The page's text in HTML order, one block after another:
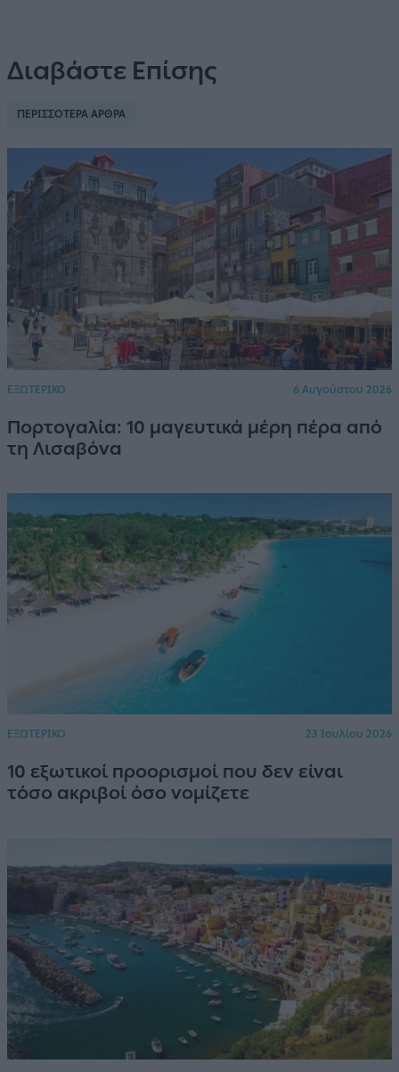
Διαβάστε Επίσης
ΠΕΡΙΣΣΟΤΕΡΑ ΑΡΘΡΑ
ΕΞΩΤΕΡΙΚΟ 6 Αυγούστου 2026
Πορτογαλία: 10 μαγευτικά μέρη πέρα από
τη Λισαβόνα
ΕΞΩΤΕΡΙΚΟ 23 Ιουλίου 2026
10 εξωτικοί προορισμοί που δεν είναι
τόσο ακριβοί όσο νομίζετε